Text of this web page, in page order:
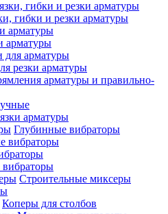
гибки и резки арматуры
арматуры
арматуры
для арматуры
резки арматуры
арматуры и правильно-
арматуры
Глубинные вибраторы
вибраторы
Строительные миксеры
Коперы для столбов